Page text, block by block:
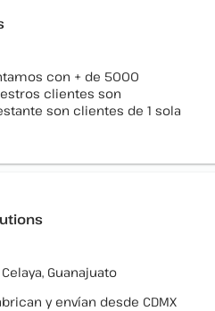
con + de 5000
clientes son
son clientes de 1 sola
Guanajuato
y envían desde CDMX